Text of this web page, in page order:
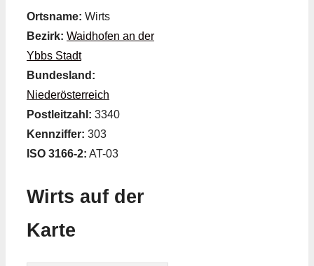
Ortsname: Wirts
Bezirk: Waidhofen an der
Ybbs Stadt
Bundesland:
Niederösterreich
Postleitzahl: 3340
Kennziffer: 303
ISO 3166-2: AT-03
Wirts auf der
Karte